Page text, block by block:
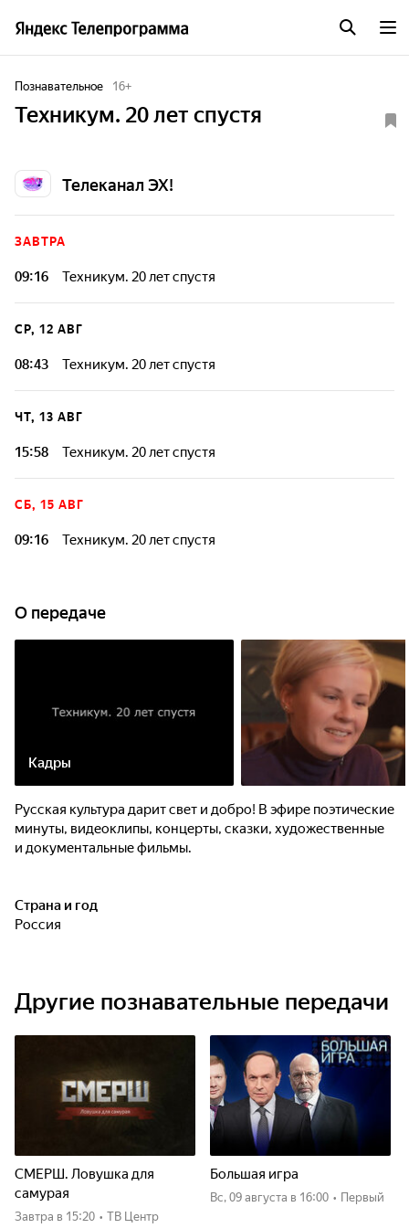
Познавательное 16+
Техникум. 20 лет спустя
Телеканал ЭХ!
ЗАВТРА
09:16 Техникум. 20 лет спустя
СР, 12 АВГ
08:43 Техникум. 20 лет спустя
ЧТ, 13 АВГ
15:58 Техникум. 20 лет спустя
СБ, 15 АВГ
09:16 Техникум. 20 лет спустя
О передаче
Кадры
Русская культура дарит свет и добро! В эфире поэтические
минуты, видеоклипы, концерты, сказки, художественные
и документальные фильмы.
Страна и год
Россия
Другие познавательные передачи
СМЕРШ. Ловушка для
самурая
Завтра в 15:20 • ТВ Центр
Большая игра
вс, 09 августа в 16:00 • Первый